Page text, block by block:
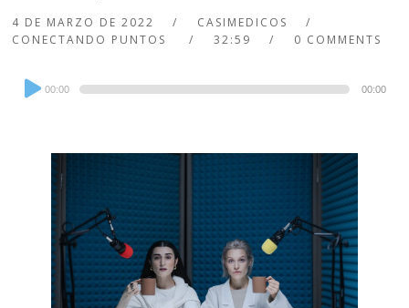
4 DE MARZO DE 2022
CASIMEDICOS
CONECTANDO PUNTOS
32:59 0 COMMENTS
Audio
Player
00:00 00:00